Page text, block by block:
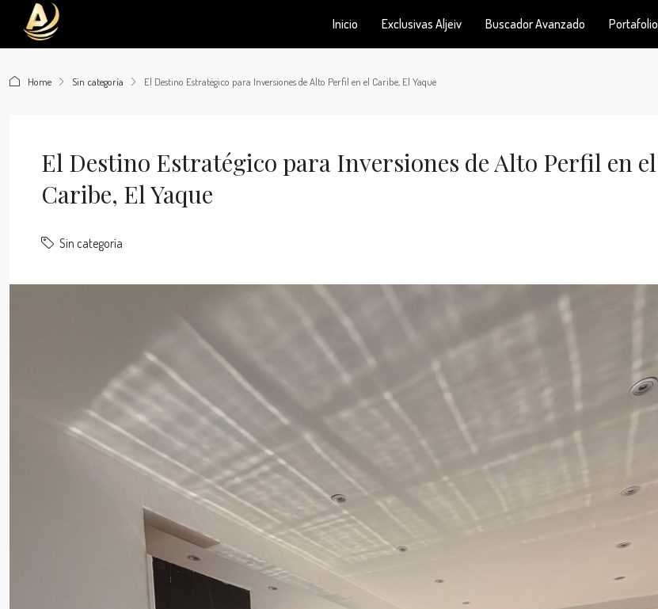
Inicio Exclusivas Aljeiv Buscador Avanzado Portafolio
Home Sin categoría El Destino Estratégico para Inversiones de Alto Perfil en el Caribe, El Yaque
El Destino Estratégico para Inversiones de Alto Perfil en el
Caribe, El Yaque
Sin categoría